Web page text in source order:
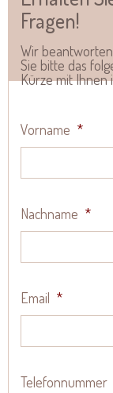
Fragen!
Wir
Sie bitte das
Kürze mit Ihnen
Vorname *
Nachname *
Email *
Telefonnummer